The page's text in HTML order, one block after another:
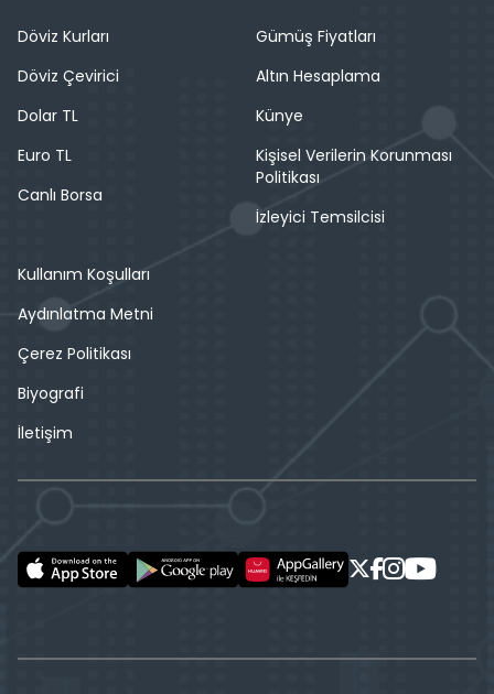
Döviz Kurları
Döviz Çevirici
Dolar TL
Euro TL
Canlı Borsa
Gümüş Fiyatları
Altın Hesaplama
Künye
Kişisel Verilerin Korunması
Politikası
İzleyici Temsilcisi
Kullanım Koşulları
Aydınlatma Metni
Çerez Politikası
Biyografi
İletişim